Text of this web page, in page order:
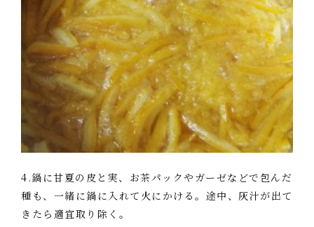
4.鍋に甘夏の皮と実、お茶パックやガーゼなどで包んだ
種も、一緒に鍋に入れて火にかける。途中、灰汁が出て
きたら適宜取り除く。